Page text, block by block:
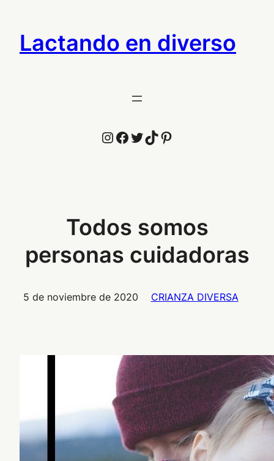
contenido
Lactando en diverso
Instagram
Facebook
Twitter
TikTok
Pinterest
Todos somos
personas cuidadoras
5 de noviembre de 2020 CRIANZA DIVERSA